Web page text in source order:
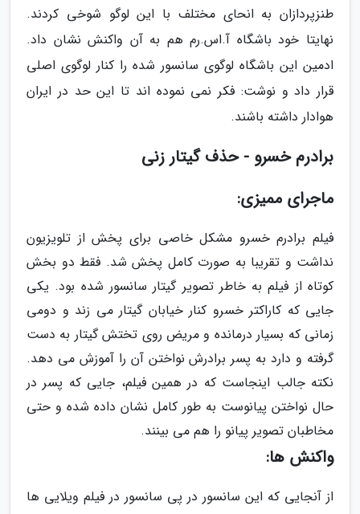
طنزپردازان به انحای مختلف با این لوگو شوخی کردند.
نهایتا خود باشگاه آ.اس.رم هم به آن واکنش نشان داد.
ادمین این باشگاه لوگوی سانسور شده را کنار لوگوی اصلی
قرار داد و نوشت: فکر نمی نموده اند تا این حد در ایران
هوادار داشته باشند.
برادرم خسرو - حذف گیتار زنی
ماجرای ممیزی:
فیلم برادرم خسرو مشکل خاصی برای پخش از تلویزیون
نداشت و تقریبا به صورت کامل پخش شد. فقط دو بخش
کوتاه از فیلم به خاطر تصویر گیتار سانسور شده بود. یکی
جایی که کاراکتر خسرو کنار خیابان گیتار می زند و دومی
زمانی که بسیار درمانده و مریض روی تختش گیتار به دست
گرفته و دارد به پسر برادرش نواختن آن را آموزش می دهد.
نکته جالب اینجاست که در همین فیلم، جایی که پسر در
حال نواختن پیانوست به طور کامل نشان داده شده و حتی
مخاطبان تصویر پیانو را هم می بینند.
واکنش ها:
از آنجایی که این سانسور در پی سانسور در فیلم ویلایی ها